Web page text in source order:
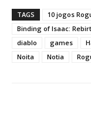
TAGS
10 jogos
Binding of Isaac:
diablo
games
Noita
Notia